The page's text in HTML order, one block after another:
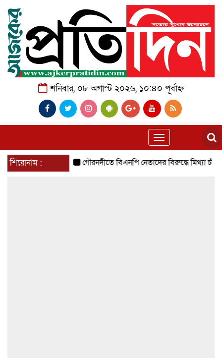
শনিবার, ০৮ অগাস্ট ২০২৬, ১০:৪০ পূর্বাহ্ন
Toggle
navigation
শিরোনাম : গৌরনদীতে বিএনপি নেতাদের বিরুদ্ধে মিথ্যা চাঁদা